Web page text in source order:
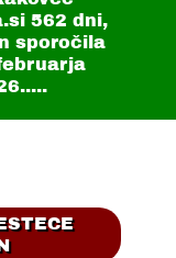
562 dni,
sporočila